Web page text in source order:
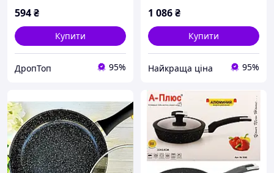
594₴
Купити
ДропТоп 95%
1 086₴
Купити
Найкраща ціна 95%